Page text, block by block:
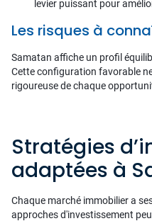
levier puissant pour
Les risques à
Samatan affiche un profil
Cette configuration favorable
rigoureuse de chaque
Stratégies
adaptées à
Chaque marché immobilier a
approches d'investissement